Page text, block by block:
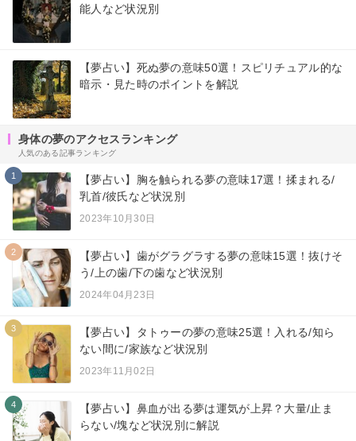
能人など状況別
【夢占い】死ぬ夢の意味50選！スピリチュアル的な
暗示・見た時のポイントを解説
身体の夢のアクセスランキング
人気のある記事ランキング
1
【夢占い】胸を触られる夢の意味17選！揉まれる/
乳首/彼氏など状況別
2023年10月30日
2
【夢占い】歯がグラグラする夢の意味15選！抜けそ
う/上の歯/下の歯など状況別
2024年04月23日
3
【夢占い】タトゥーの夢の意味25選！入れる/知ら
ない間に/家族など状況別
2023年11月02日
4
【夢占い】鼻血が出る夢は運気が上昇？大量/止ま
らない/塊など状況別に解説